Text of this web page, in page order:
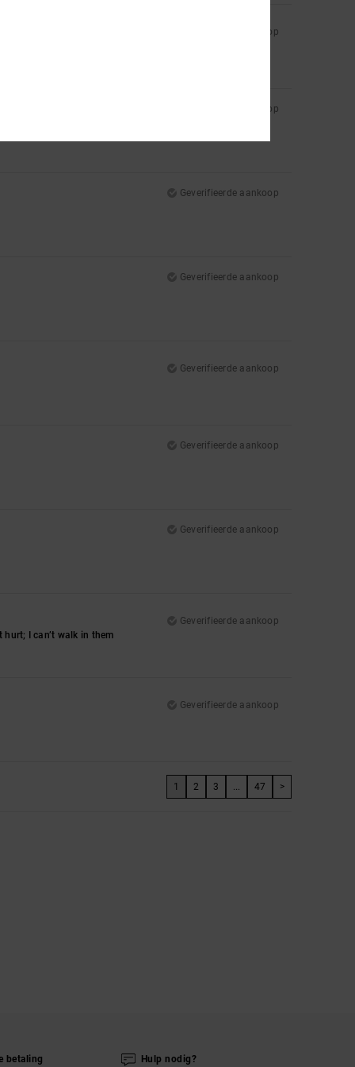
Geverifieerde aankoop
Geverifieerde aankoop
Geverifieerde aankoop
Geverifieerde aankoop
Geverifieerde aankoop
Geverifieerde aankoop
Geverifieerde aankoop
Geverifieerde aankoop
I can’t walk in them
Geverifieerde aankoop
1 2 3 ... 47 >
betaling Hulp nodig?